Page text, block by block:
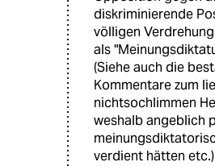
diskriminierende
völligen
als
(Siehe auch die
Kommentare zum
nichtsochlimmen
weshalb angeblich
verdient hätten etc.)